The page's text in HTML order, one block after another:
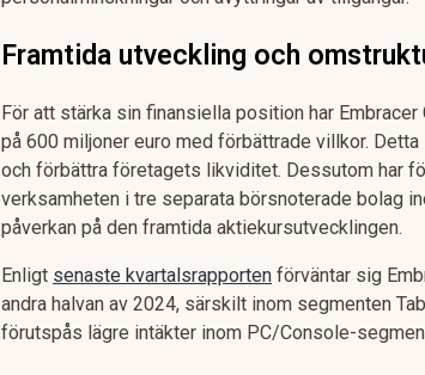
Framtida utveckling och
För att stärka sin finansiella position har
på 600 miljoner euro med förbättrade villkor.
och förbättra företagets likviditet. Dessutom har
verksamheten i tre separata börsnoterade bolag
påverkan på den framtida aktiekursutvecklingen.
Enligt senaste kvartalsrapporten förväntar sig
andra halvan av 2024, särskilt inom segmenten
förutspås lägre intäkter inom PC/Console-